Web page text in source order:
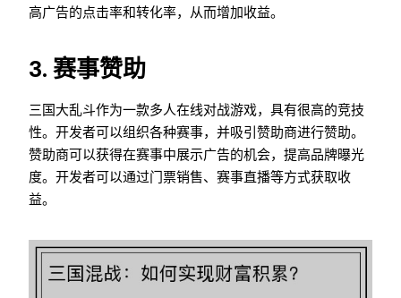
高广告的点击率和转化率，从而增加收益。
3. 赛事赞助
三国大乱斗作为一款多人在线对战游戏，具有很高的竞技
性。开发者可以组织各种赛事，并吸引赞助商进行赞助。
赞助商可以获得在赛事中展示广告的机会，提高品牌曝光
度。开发者可以通过门票销售、赛事直播等方式获取收
益。